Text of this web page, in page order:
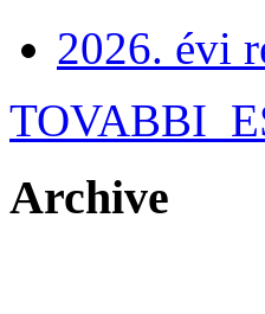
2026. évi
Archive